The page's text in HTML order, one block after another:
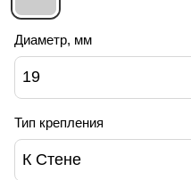
Диаметр, мм
19
Тип крепления
К Стене